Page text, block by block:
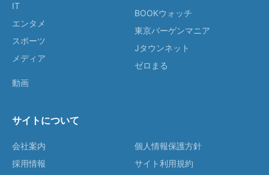
IT
エンタメ
スポーツ
メディア
動画
BOOKウォッチ
東京バーゲンマニア
Jタウンネット
ゼロまる
サイトについて
会社案内
採用情報
個人情報保護方針
サイト利用規約